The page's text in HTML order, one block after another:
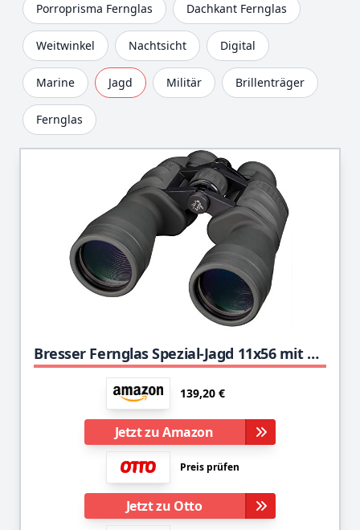
Porroprisma Fernglas Dachkant Fernglas
Weitwinkel Nachtsicht Digital
Marine Jagd Militär Brillenträger
Fernglas
Bresser Fernglas Spezial-Jagd 11x56 mit Bak-4 Glasmaterial und voller Mehrschichtvergütung inklusive Stativanschlussgewinde, Trageriemen und Tasche
139,20 €
Jetzt zu Amazon
Preis prüfen
Jetzt zu Otto